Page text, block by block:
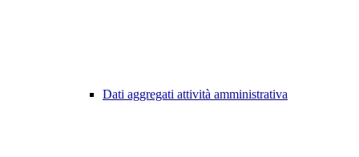
Dati aggregati attività amministrativa